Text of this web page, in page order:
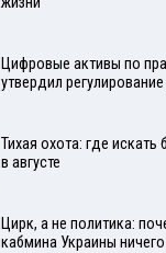
Цифровые активы по
утвердил
Тихая охота: где искать
в августе
Цирк, а не политика:
кабмина Украины